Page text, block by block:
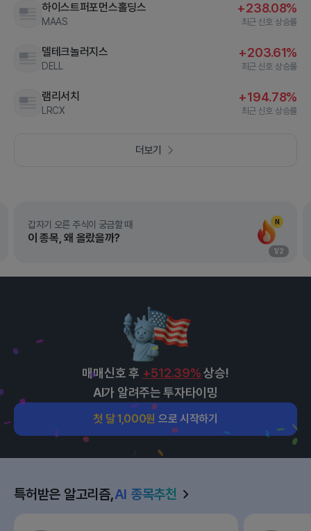
하이스트퍼포먼스홀딩스
MAAS
+238.08%
최근 신호 상승률
델테크놀러지스
DELL
+203.61%
최근 신호 상승률
램리서치
LRCX
+194.78%
최근 신호 상승률
더보기
N
갑자기 오른 주식이 궁금할 때
이 종목, 왜 올랐을까?
1/2
매매신호 후 +512.39% 상승!
AI가 알려주는 투자타이밍
첫 달 1,000원 으로 시작하기
특허받은 알고리즘,AI 종목추천